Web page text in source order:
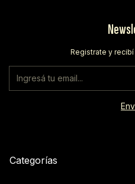
Registrate y
Categorías